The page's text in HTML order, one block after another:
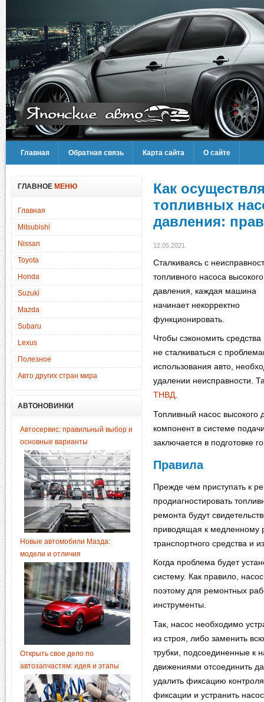
Главная Обратная связь Карта сайта О сайте
ГЛАВНОЕ МЕНЮ
Главная
Mitsubishi
Nissan
Toyota
Honda
Suzuki
Mazda
Subaru
Lexus
Полезное
Авто других стран мира
АВТОНОВИНКИ
Автосервис: правильный выбор и
основные варианты
Новые автомобили Мазда:
модели и отличия
Открыть свое дело по
автозапчастям: идея и этапы
Как
топливных
давления:
12.05.2021
Сталкиваясь с
топливного насоса высокого
давления, каждая машина
начинает некорректно
функционировать.
Чтобы сэкономить средства
не сталкиваться с
использования авто,
удалении неисправности.
ТНВД.
Топливный насос высокого
компонент в системе
заключается в подготовке
Правила
Прежде чем приступать к
продиагностировать
ремонта будут
приводящая к медленному
транспортного средства и
Когда проблема будет
систему. Как правило,
поэтому для ремонтных
инструменты.
Так, насос необходимо
из строя, либо заменить
трубки, подсоединенные к
движениями отсоединить
удалить фиксацию
фиксации и устранить